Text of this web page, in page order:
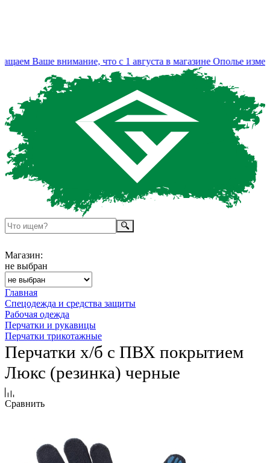
Ваше внимание, что с 1 августа в магазине Ополье
Магазин:
не выбран
Главная
Спецодежда и средства защиты
Рабочая одежда
Перчатки и рукавицы
Перчатки трикотажные
Перчатки х/б с ПВХ покрытием
Люкс (резинка) черные
Сравнить